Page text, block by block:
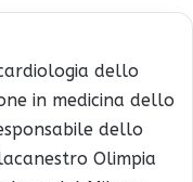
dello
in medicina dello
dello
Olimpia